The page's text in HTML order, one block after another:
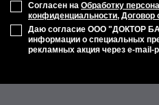
Согласен на Обработку
конфиденциальности, Договор
Даю согласие ООО "ДОКТОР
информации о специальных
рекламных акция через e-mail-